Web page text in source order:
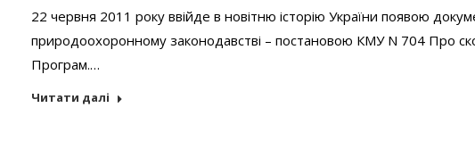
22 червня 2011 року ввійде в новітню історію України появою
природоохоронному законодавстві – постановою КМУ N 704 Про
Програм.…
Читати далі